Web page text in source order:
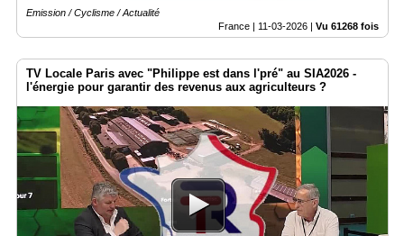
Emission / Cyclisme / Actualité
France | 11-03-2026 | Vu 61268 fois
TV Locale Paris avec "Philippe est dans l'pré" au SIA2026 -
l'énergie pour garantir des revenus aux agriculteurs ?